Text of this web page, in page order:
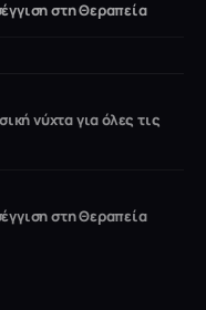
στη Θεραπεία
νύχτα για όλες τις
στη Θεραπεία